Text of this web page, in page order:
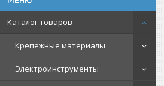
Каталог товаров
Крепежные материалы
Электроинструменты